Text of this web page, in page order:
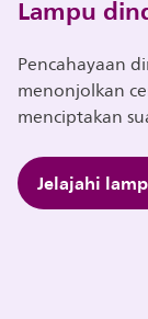
Lampu
Pencahayaan
menonjolkan
menciptakan
Jelajahi